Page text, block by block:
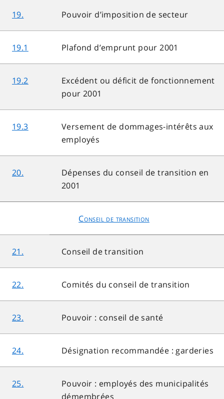
19. Pouvoir d’imposition de secteur
19.1 Plafond d’emprunt pour 2001
19.2
Excédent ou déficit de fonctionnement
pour 2001
19.3
Versement de dommages-intérêts aux
employés
20.
Dépenses du conseil de transition en
2001
Conseil de transition
21. Conseil de transition
22. Comités du conseil de transition
23. Pouvoir : conseil de santé
24. Désignation recommandée : garderies
25.
Pouvoir : employés des municipalités
démembrées